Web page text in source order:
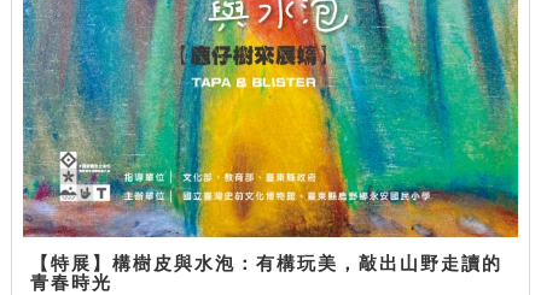
【特展】構樹皮與水泡：有構玩美，敲出山野走讀的
青春時光